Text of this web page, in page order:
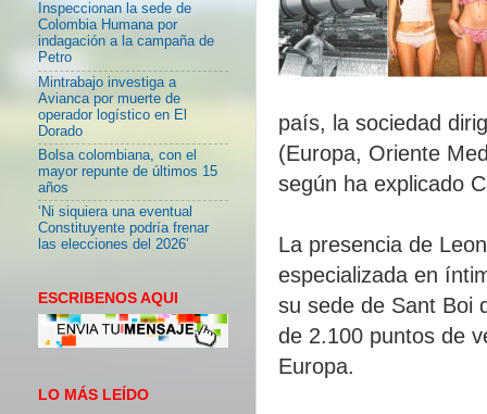
país, la sociedad
(Europa, Oriente
según ha explicado
La presencia de
especializada en
su sede de Sant Boi
de 2.100 puntos de
Europa.
Inspeccionan la sede de
Colombia Humana por
indagación a la campaña de
Petro
Mintrabajo investiga a
Avianca por muerte de
operador logístico en El
Dorado
Bolsa colombiana, con el
mayor repunte de últimos 15
años
‘Ni siquiera una eventual
Constituyente podría frenar
las elecciones del 2026’
ESCRIBENOS AQUI
LO MÁS LEÍDO